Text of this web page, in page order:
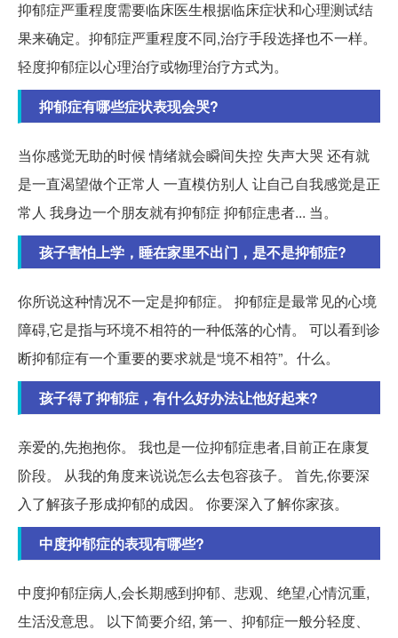
抑郁症严重程度需要临床医生根据临床症状和心理测试结
果来确定。抑郁症严重程度不同,治疗手段选择也不一样。
轻度抑郁症以心理治疗或物理治疗方式为。
抑郁症有哪些症状表现会哭?
当你感觉无助的时候 情绪就会瞬间失控 失声大哭 还有就
是一直渴望做个正常人 一直模仿别人 让自己自我感觉是正
常人 我身边一个朋友就有抑郁症 抑郁症患者... 当。
孩子害怕上学，睡在家里不出门，是不是抑郁症?
你所说这种情况不一定是抑郁症。 抑郁症是最常见的心境
障碍,它是指与环境不相符的一种低落的心情。 可以看到诊
断抑郁症有一个重要的要求就是“境不相符”。什么。
孩子得了抑郁症，有什么好办法让他好起来?
亲爱的,先抱抱你。 我也是一位抑郁症患者,目前正在康复
阶段。 从我的角度来说说怎么去包容孩子。 首先,你要深
入了解孩子形成抑郁的成因。 你要深入了解你家孩。
中度抑郁症的表现有哪些?
中度抑郁症病人,会长期感到抑郁、悲观、绝望,心情沉重,
生活没意思。 以下简要介绍, 第一、抑郁症一般分轻度、